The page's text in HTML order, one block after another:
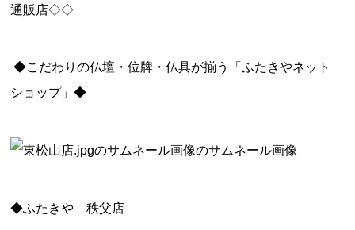
通販店◇◇
◆こだわりの仏壇・位牌・仏具が揃う「ふたきやネット
ショップ」◆
◆ふたきや 秩父店